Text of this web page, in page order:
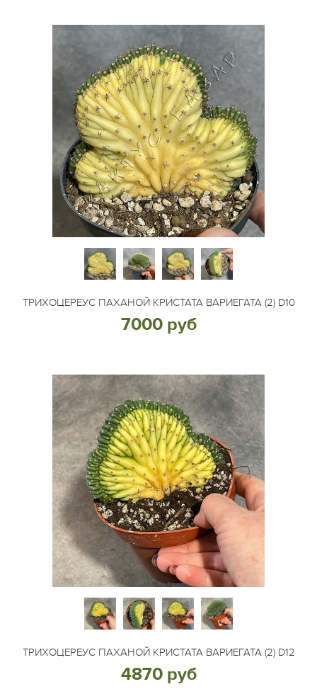
ТРИХОЦЕРЕУС ПАХАНОЙ КРИСТАТА ВАРИЕГАТА (2) D10
7000 руб
ТРИХОЦЕРЕУС ПАХАНОЙ КРИСТАТА ВАРИЕГАТА (2) D12
4870 руб